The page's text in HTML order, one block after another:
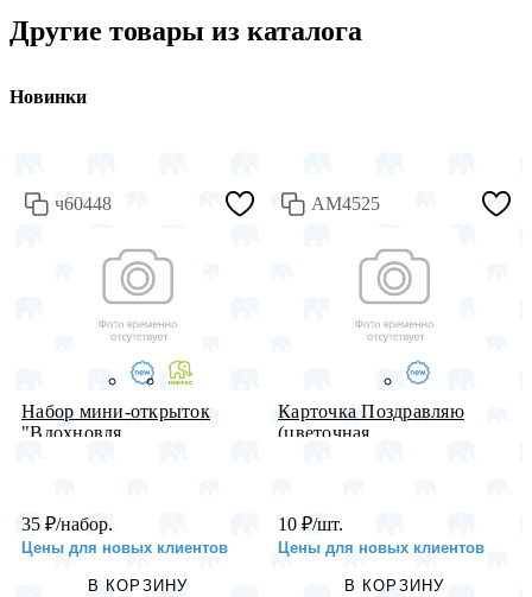
Другие товары из каталога
Новинки
ч60448
Набор мини-открыток
"Вдохновля...
35 ₽/набор.
Цены для новых клиентов
В КОРЗИНУ
АМ4525
Карточка Поздравляю
(цветочная...
10 ₽/шт.
Цены для новых клиентов
В КОРЗИНУ